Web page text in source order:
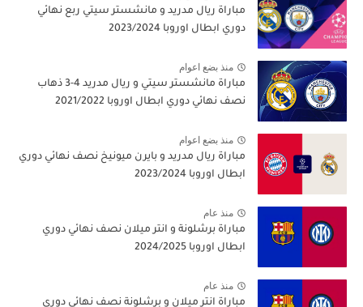
مباراة ريال مدريد و مانشستر سيتي ربع نهائي
دوري ابطال اوروبا 2023/2024
منذ بضع اعوام
مباراة مانشستر سيتي و ريال مدريد 4-3 ذهاب
نصف نهائي دوري ابطال اوروبا 2021/2022
منذ بضع اعوام
مباراة ريال مدريد و بايرن ميونيخ نصف نهائي دوري
ابطال اوروبا 2023/2024
منذ عام
مباراة برشلونة و انتر ميلان نصف نهائي دوري
ابطال اوروبا 2024/2025
منذ عام
مباراة انتر ميلان و برشلونة نصف نهائي دوري